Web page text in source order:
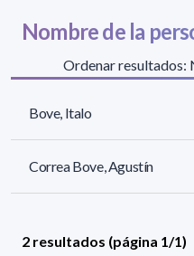
Nombre de la
Ordenar resultados:
Bove, Italo
Correa Bove, Agustín
2 resultados (página 1/1)